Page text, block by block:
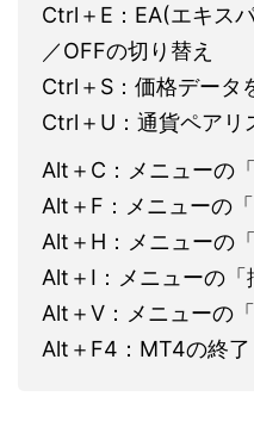
Ctrl＋E：EA(エキス
／OFFの切り替え
Ctrl＋S：価格データ
Ctrl＋U：通貨ペアリ
Alt＋C：メニューの
Alt＋F：メニューの
Alt＋H：メニューの
Alt＋I：メニューの「
Alt＋V：メニューの
Alt＋F4：MT4の終了